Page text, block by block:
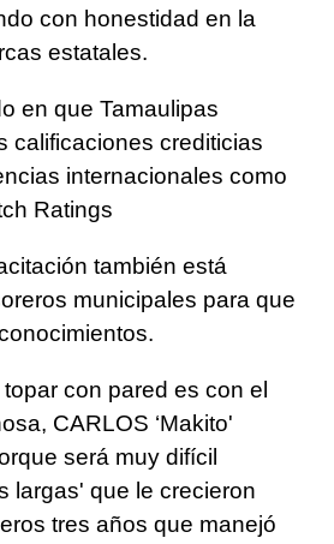
con honestidad en la
estatales.
en que Tamaulipas
calificaciones crediticias
internacionales como
Ratings
también está
municipales para que
con pared es con el
CARLOS ‘Makito'
será muy difícil
largas' que le crecieron
tres años que manejó